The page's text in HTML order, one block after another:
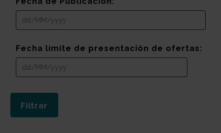
Fecha límite de presentación de ofertas: